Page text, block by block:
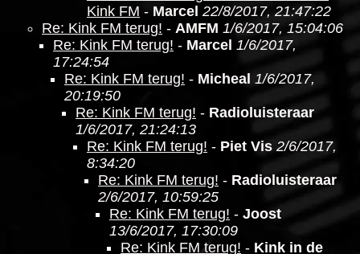
Kink FM - Marcel 22/8/2017, 21:47:22
Re: Kink FM terug! - AMFM 1/6/2017, 15:04:06
Re: Kink FM terug! - Marcel 1/6/2017,
17:24:54
Re: Kink FM terug! - Micheal 1/6/2017,
20:19:50
Re: Kink FM terug! - Radioluisteraar
1/6/2017, 21:24:13
Re: Kink FM terug! - Piet Vis 2/6/2017,
8:34:20
Re: Kink FM terug! - Radioluisteraar
2/6/2017, 10:59:25
Re: Kink FM terug! - Joost
13/6/2017, 17:30:09
Re: Kink FM terug! - Kink in de